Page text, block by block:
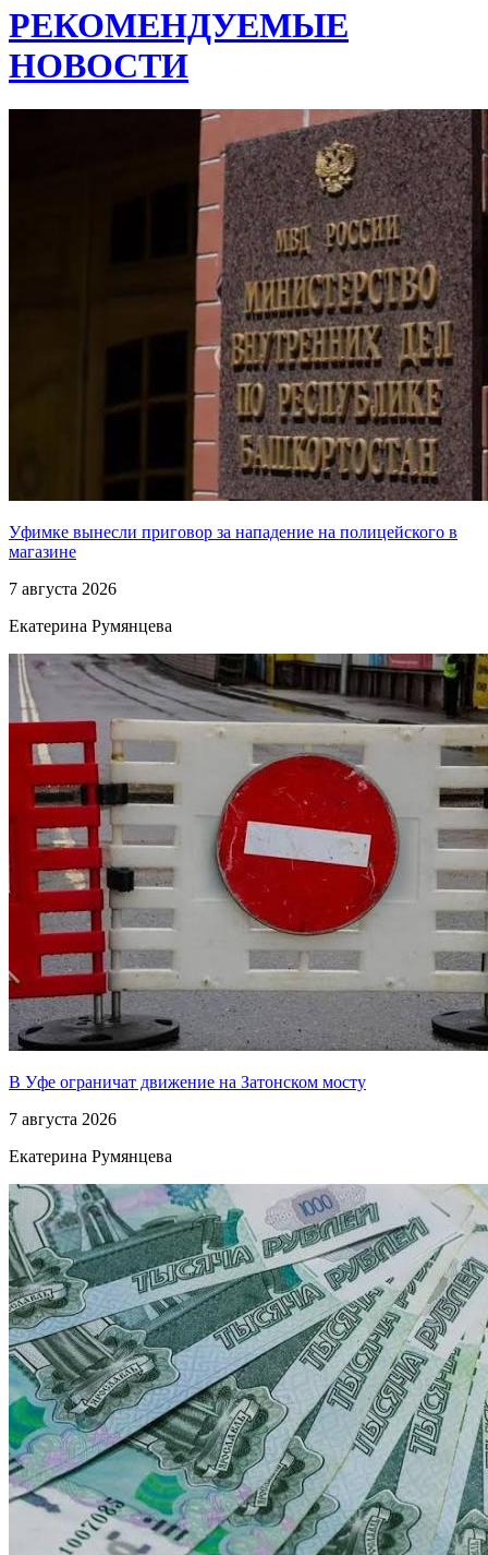
РЕКОМЕНДУЕМЫЕ
НОВОСТИ
Уфимке вынесли приговор за нападение на полицейского в
магазине
7 августа 2026
Екатерина Румянцева
В Уфе ограничат движение на Затонском мосту
7 августа 2026
Екатерина Румянцева